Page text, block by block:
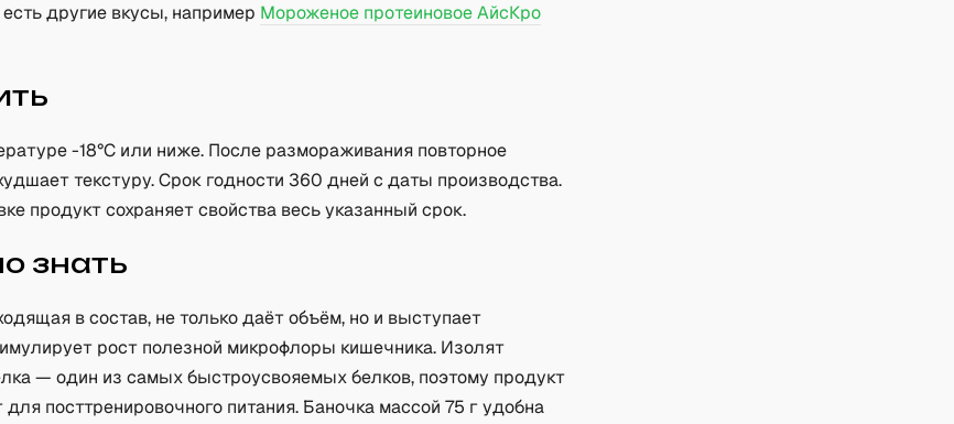
другие вкусы, например Мороженое протеиновое АйсКро
-18°C или ниже. После размораживания повторное
текстуру. Срок годности 360 дней с даты производства.
продукт сохраняет свойства весь указанный срок.
знать
в состав, не только даёт объём, но и выступает
рост полезной микрофлоры кишечника. Изолят
— один из самых быстроусвояемых белков, поэтому продукт
посттренировочного питания. Баночка массой 75 г удобна